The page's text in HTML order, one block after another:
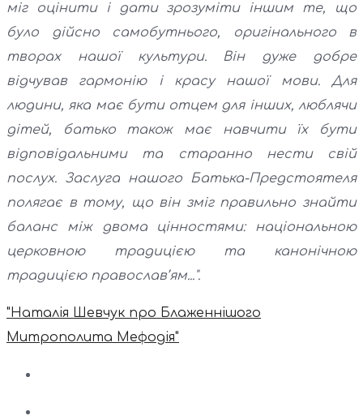
міг оцінити і дати зрозуміти іншим те, що
було дійсно самобутнього, оригінального в
творах нашої культури. Він дуже добре
відчував гармонію і красу нашої мови. Для
людини, яка має бути отцем для інших, люблячи
дітей, батько також має навчити їх бути
відповідальними та старанно нести свій
послух. Заслуга нашого Батька-Предстоятеля
полягає в тому, що він зміг правильно знайти
баланс між двома цінностями: національною
церковною традицією та канонічною
традицією православ’ям...".
"Наталія Шевчук про Блаженнішого
Митрополита Мефодія"